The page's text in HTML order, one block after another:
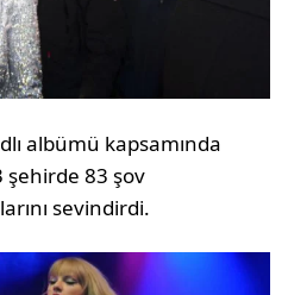
albümü kapsamında
şehirde 83 şov
sevindirdi.